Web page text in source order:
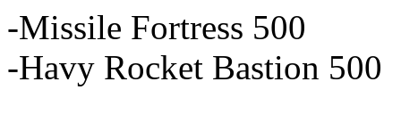
-Missile Fortress 500
-Havy Rocket Bastion 500